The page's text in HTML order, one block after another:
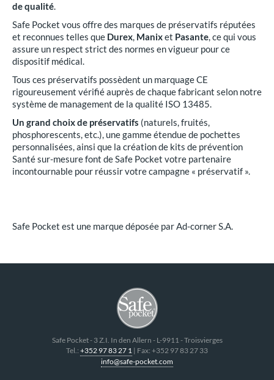
de qualité.
Safe Pocket vous offre des marques de préservatifs réputées
et reconnues telles que Durex, Manixet Pasante, ce qui vous
assure un respect strict des normes en vigueur pour ce
dispositif médical.
Tous ces préservatifs possèdent un marquage CE
rigoureusement vérifié auprès de chaque fabricant selon notre
système de management de la qualité ISO 13485.
Un grand choix de préservatifs (naturels, fruités,
phosphorescents, etc.), une gamme étendue de pochettes
personnalisées, ainsi que la création de kits de prévention
Santé sur-mesure font de Safe Pocket votre partenaire
incontournable pour réussir votre campagne « préservatif ».
Safe Pocket est une marque déposée par Ad-corner S.A.
Safe Pocket- 3 Z.I. In den Allern - L-9911-Troisvierges
Tel.: +352 97 83 27 1 | Fax: +352 97 83 27 33
info@safe-pocket.com